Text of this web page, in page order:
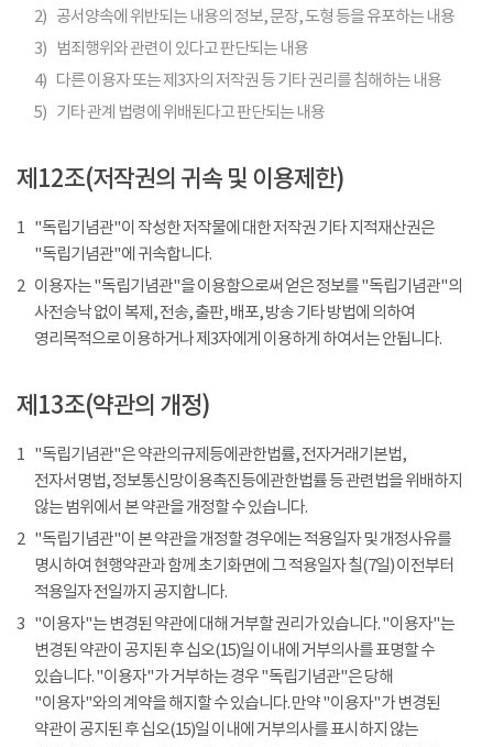
2) 공서양속에 위반되는 내용의 정보, 문장, 도형 등을 유포하는 내용
3)
범죄행위와 관련이 있다고 판단되는 내용
4) 다른 이용자 또는 제3자의 저작권 등 기타 권리를 침해하는 내용
5) 기타 관계 법령에 위배된다고 판단되는 내용
제12조(저작권의 귀속 및 이용제한)
1 "독립기념관"이 작성한 저작물에 대한 저작권 기타 지적재산권은
"독립기념관"에 귀속합니다.
2 이용자는 "독립기념관"을 이용함으로써 얻은 정보를 "독립기념관"의
사전승낙 없이 복제, 전송, 출판, 배포, 방송 기타 방법에 의하여
영리목적으로 이용하거나 제3자에게 이용하게 하여서는 안됩니다.
제13조(약관의 개정)
1 "독립기념관"은 약관의규제등에관한법률, 전자거래기본법,
전자서명법, 정보통신망이용촉진등에관한법률 등 관련법을 위배하지
않는 범위에서 본 약관을 개정할 수 있습니다.
2 "독립기념관"이 본 약관을 개정할 경우에는 적용일자 및 개정사유를
명시하여 현행약관과 함께 초기화면에 그 적용일자 칠(7일) 이전부터
적용일자 전일까지 공지합니다.
3 "이용자"는 변경된 약관에 대해 거부할 권리가 있습니다. "이용자"는
변경된 약관이 공지된 후 십오(15)일 이내에 거부의사를 표명할 수
있습니다. "이용자"가 거부하는 경우 "독립기념관"은 당해
"이용자"와의 계약을 해지할 수 있습니다. 만약 "이용자"가 변경된
약관이 공지된 후 십오(15)일 이내에 거부의사를 표시하지 않는